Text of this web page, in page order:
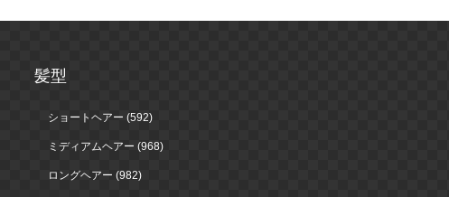
髪型
ショートヘアー (592)
ミディアムヘアー (968)
ロングヘアー (982)